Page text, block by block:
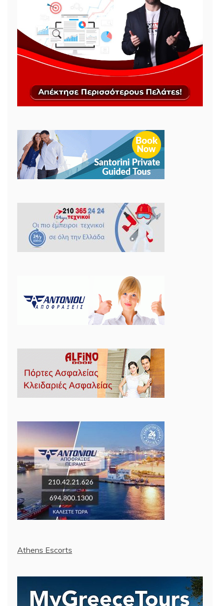
Athens Escorts